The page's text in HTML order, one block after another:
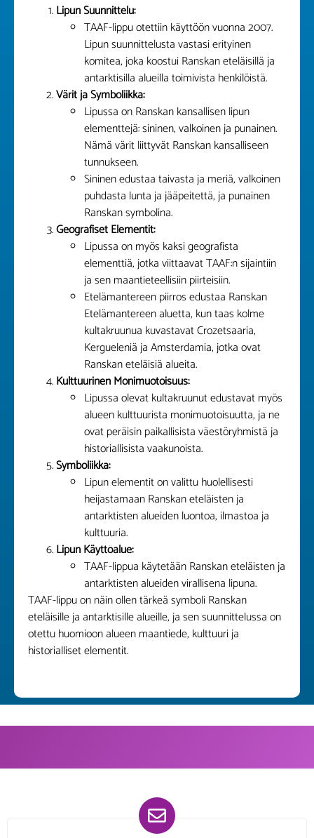
Lipun Suunnittelu:
TAAF-lippu otettiin käyttöön vuonna 2007.
Lipun suunnittelusta vastasi erityinen
komitea, joka koostui Ranskan eteläisillä ja
antarktisilla alueilla toimivista henkilöistä.
Värit ja Symboliikka:
Lipussa on Ranskan kansallisen lipun
elementtejä: sininen, valkoinen ja punainen.
Nämä värit liittyvät Ranskan kansalliseen
tunnukseen.
Sininen edustaa taivasta ja meriä, valkoinen
puhdasta lunta ja jääpeitettä, ja punainen
Ranskan symbolina.
Geografiset Elementit:
Lipussa on myös kaksi geografista
elementtiä, jotka viittaavat TAAF:n sijaintiin
ja sen maantieteellisiin piirteisiin.
Etelämantereen piirros edustaa Ranskan
Etelämantereen aluetta, kun taas kolme
kultakruunua kuvastavat Crozetsaaria,
Kergueleniä ja Amsterdamia, jotka ovat
Ranskan eteläisiä alueita.
Kulttuurinen Monimuotoisuus:
Lipussa olevat kultakruunut edustavat myös
alueen kulttuurista monimuotoisuutta, ja ne
ovat peräisin paikallisista väestöryhmistä ja
historiallisista vaakunoista.
Symboliikka:
Lipun elementit on valittu huolellisesti
heijastamaan Ranskan eteläisten ja
antarktisten alueiden luontoa, ilmastoa ja
kulttuuria.
Lipun Käyttöalue:
TAAF-lippua käytetään Ranskan eteläisten ja
antarktisten alueiden virallisena lipuna.
TAAF-lippu on näin ollen tärkeä symboli Ranskan
eteläisille ja antarktisille alueille, ja sen suunnittelussa on
otettu huomioon alueen maantiede, kulttuuri ja
historialliset elementit.